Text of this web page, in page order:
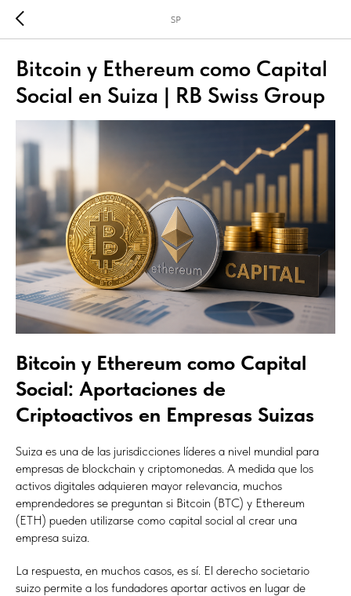
SP
Bitcoin y Ethereum como Capital
Social en Suiza | RB Swiss Group
Bitcoin y Ethereum como Capital
Social: Aportaciones de
Criptoactivos en Empresas Suizas
Suiza es una de las jurisdicciones líderes a nivel mundial para
empresas de blockchain y criptomonedas. A medida que los
activos digitales adquieren mayor relevancia, muchos
emprendedores se preguntan si Bitcoin (BTC) y Ethereum
(ETH) pueden utilizarse como capital social al crear una
empresa suiza.
La respuesta, en muchos casos, es sí. El derecho societario
suizo permite a los fundadores aportar activos en lugar de